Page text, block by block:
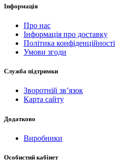
Інформація
Про нас
Інформація про доставку
Політика конфіденційності
Умови згоди
Служба підтримки
Зворотній зв’язок
Карта сайту
Додатково
Виробники
Особистий кабінет